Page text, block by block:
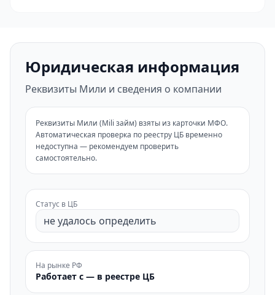
Юридическая информация
Реквизиты Мили и сведения о компании
Реквизиты Мили (Mili займ) взяты из карточки МФО.
Автоматическая проверка по реестру ЦБ временно
недоступна — рекомендуем проверить
самостоятельно.
Статус в ЦБ
не удалось определить
На рынке РФ
Работает с — в реестре ЦБ